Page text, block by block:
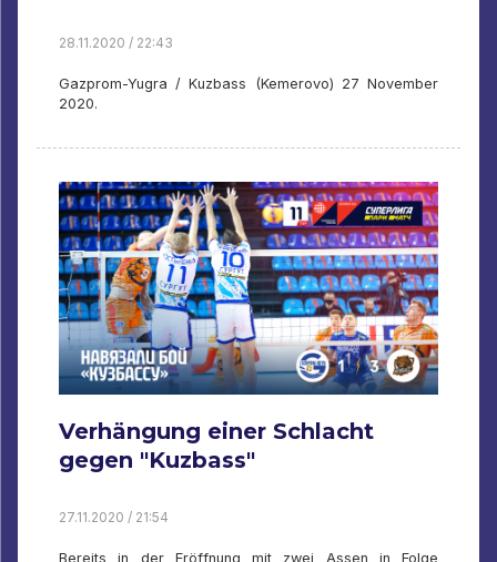
28.11.2020 / 22:43
Gazprom-Yugra / Kuzbass (Kemerovo) 27 November
2020.
Verhängung einer Schlacht
gegen "Kuzbass"
27.11.2020 / 21:54
Bereits in der Eröffnung mit zwei Assen in Folge